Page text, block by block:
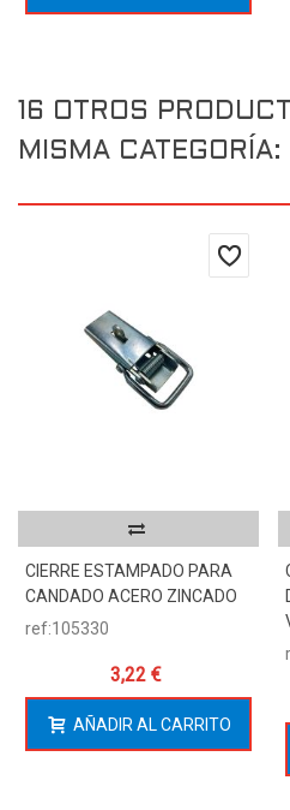
16 OTROS
MISMA CATEGORÍA:
CIERRE ESTAMPADO PARA
CANDADO ACERO ZINCADO
ref:105330
3,22 €
AÑADIR AL CARRITO